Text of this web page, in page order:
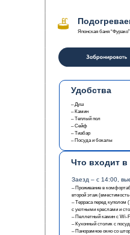
Японская баня “Фурако”
– Душ
– Камин
– Теплый пол
– Сейф
– Тиабар
– Посуда и бокалы
Удобства
Что входит
Заезд – с 14:00,
– Проживание в
второй этаж
– Терраса перед куполом
с уютными креслами и
– Пеллетный камин с Wi-
– Кухонный столик с
– Панорамное окно со